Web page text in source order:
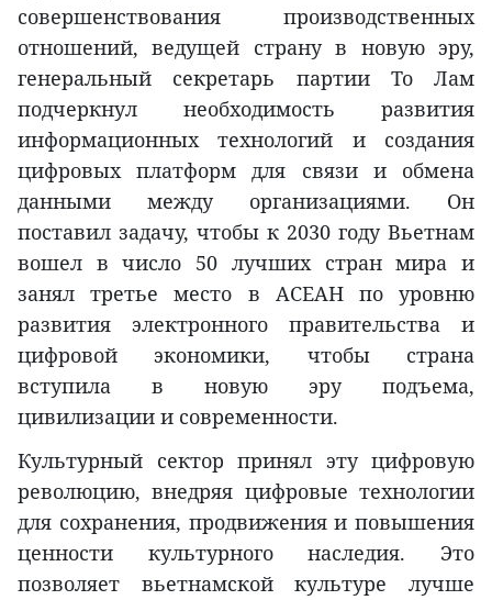
совершенствования производственных
отношений, ведущей страну в новую эру,
генеральный секретарь партии То Лам
подчеркнул необходимость развития
информационных технологий и создания
цифровых платформ для связи и обмена
данными между организациями. Он
поставил задачу, чтобы к 2030 году Вьетнам
вошел в число 50 лучших стран мира и
занял третье место в АСЕАН по уровню
развития электронного правительства и
цифровой экономики, чтобы страна
вступила в новую эру подъема,
цивилизации и современности.
Культурный сектор принял эту цифровую
революцию, внедряя цифровые технологии
для сохранения, продвижения и повышения
ценности культурного наследия. Это
позволяет вьетнамской культуре лучше